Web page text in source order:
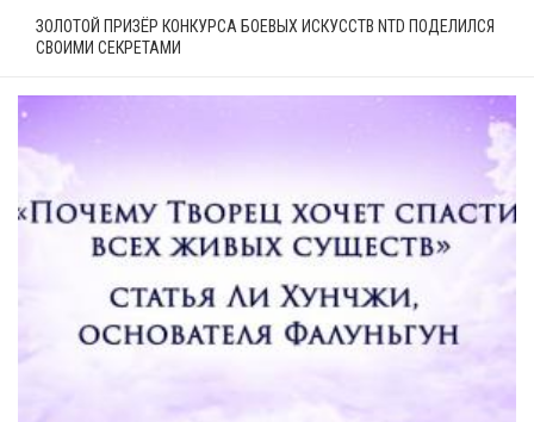
ЗОЛОТОЙ ПРИЗЁР КОНКУРСА БОЕВЫХ ИСКУССТВ NTD ПОДЕЛИЛСЯ
СВОИМИ СЕКРЕТАМИ